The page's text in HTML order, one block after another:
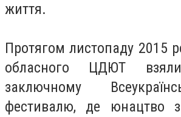
життя.
Протягом листопаду 2015
обласного ЦДЮТ
заключному
фестивалю, де юнацтво з